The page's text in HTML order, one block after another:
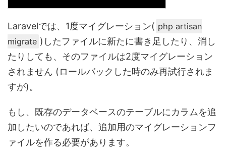
Laravelでは、1度マイグレーション( php artisan
migrate )したファイルに新たに書き足したり、消し
たりしても、そのファイルは2度マイグレーション
されません (ロールバックした時のみ再試行されま
すが)。
もし、既存のデータベースのテーブルにカラムを追
加したいのであれば、追加用のマイグレーションフ
ァイルを作る必要があります。